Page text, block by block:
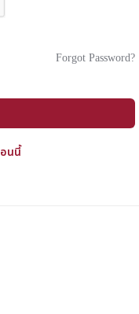
Forgot Password?
นนี้